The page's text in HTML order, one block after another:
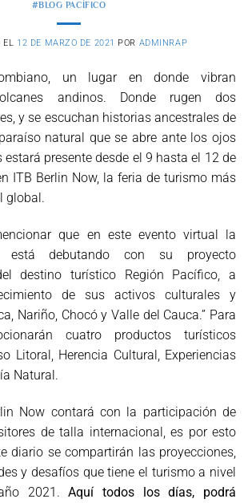
#BLOG PACÍFICO
EL 12 DE MARZO DE 2021 POR ADMINRAP
un lugar en donde vibran
andinos. Donde rugen dos
y se escuchan historias ancestrales de
natural que se abre ante los ojos
presente desde el 9 hasta el 12 de
ITB Berlin Now, la feria de turismo más
global.
que en este evento virtual la
está debutando con su proyecto
destino turístico Región Pacífico, a
de sus activos culturales y
Nariño, Chocó y Valle del Cauca.” Para
cuatro productos turísticos
Litoral, Herencia Cultural, Experiencias
Natural.
Now contará con la participación de
de talla internacional, es por esto
diario se compartirán las proyecciones,
y desafíos que tiene el turismo a nivel
2021.Aquí todos los días, podrá